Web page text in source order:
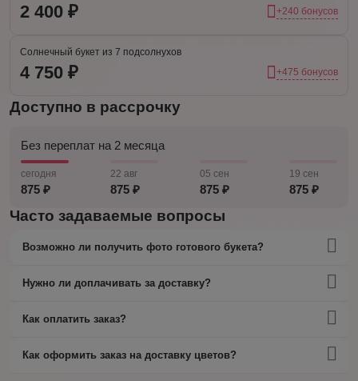
2 400 ₽ +240 бонусов
Солнечный букет из 7 подсолнухов
4 750 ₽ +475 бонусов
Доступно в рассрочку
Без переплат на 2 месяца
сегодня
875 ₽
22 авг
875 ₽
05 сен
875 ₽
19 сен
875 ₽
Часто задаваемые вопросы
Возможно ли получить фото готового букета?
Нужно ли доплачивать за доставку?
Как оплатить заказ?
Как оформить заказ на доставку цветов?